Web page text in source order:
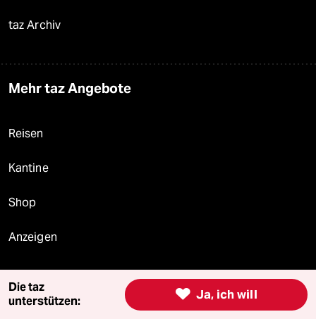
taz Archiv
Mehr taz Angebote
Reisen
Kantine
Shop
Anzeigen
Fragen & Hilfe  Ja, ich will
Die taz
unterstützen: